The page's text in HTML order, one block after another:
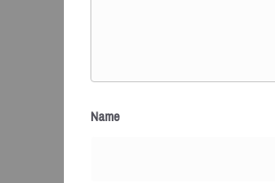
Name